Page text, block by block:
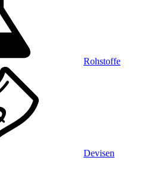
Rohstoffe
Devisen